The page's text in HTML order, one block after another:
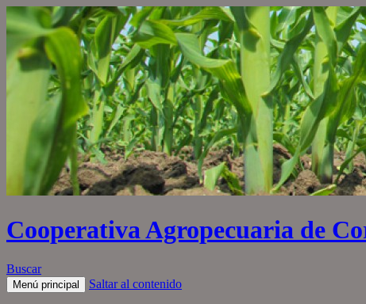
Cooperativa Agropecuaria de
Buscar
Menú principal Saltar al contenido